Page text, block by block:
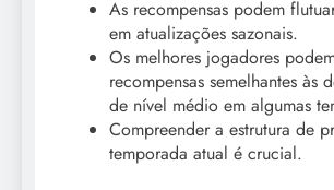
As recompensas podem
em atualizações sazonais.
Os melhores jogadores
recompensas semelhantes às
de nível médio em algumas
Compreender a estrutura de
temporada atual é crucial.